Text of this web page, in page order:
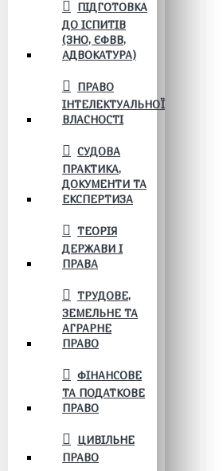
ПІДГОТОВКА
ДО ІСПИТІВ
(ЗНО, ЄФВВ,
АДВОКАТУРА)
ПРАВО
ІНТЕЛЕКТУАЛЬНОЇ
ВЛАСНОСТІ
СУДОВА
ПРАКТИКА,
ДОКУМЕНТИ ТА
ЕКСПЕРТИЗА
ТЕОРІЯ
ДЕРЖАВИ І
ПРАВА
ТРУДОВЕ,
ЗЕМЕЛЬНЕ ТА
АГРАРНЕ
ПРАВО
ФІНАНСОВЕ
ТА ПОДАТКОВЕ
ПРАВО
ЦИВІЛЬНЕ
ПРАВО